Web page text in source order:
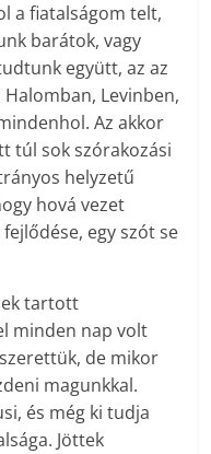
a fiatalságom telt,
barátok, vagy
együtt, az az
Levinben,
Az akkor
túl sok szórakozási
helyzetű
hová vezet
egy szót se
tartott
minden nap volt
de mikor
magunkkal.
és még ki tudja
Jöttek